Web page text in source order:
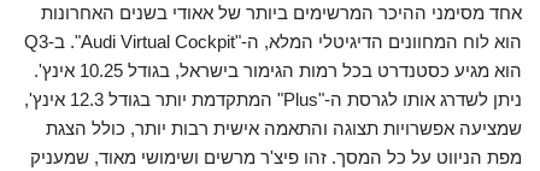
אחד מסימני ההיכר המרשימים ביותר של אאודי בשנים האחרונות
הוא לוח המחוונים הדיגיטלי המלא, ה-"Audi Virtual Cockpit". ב-Q3
הוא מגיע כסטנדרט בכל רמות הגימור בישראל, בגודל 10.25 אינץ'.
ניתן לשדרג אותו לגרסת ה-"Plus" המתקדמת יותר בגודל 12.3 אינץ',
שמציעה אפשרויות תצוגה והתאמה אישית רבות יותר, כולל הצגת
מפת הניווט על כל המסך. זהו פיצ'ר מרשים ושימושי מאוד, שמעניק